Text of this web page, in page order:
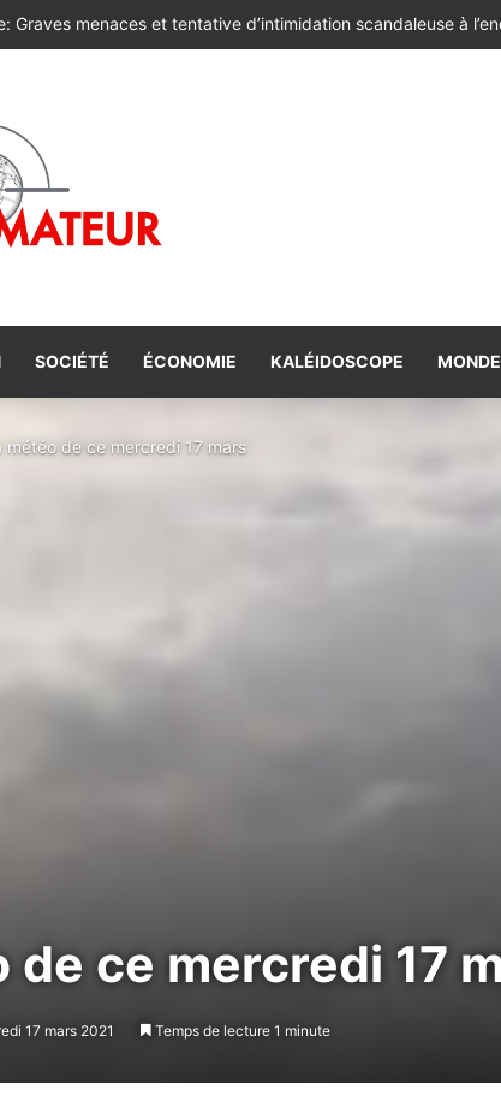
explosive du nouveau président élu de la Colombie contre
SOCIÉTÉ ÉCONOMIE KALÉIDOSCOPE MONDE
météo de ce mercredi 17 mars
de ce mercredi 17
17 mars 2021 Temps de lecture 1 minute